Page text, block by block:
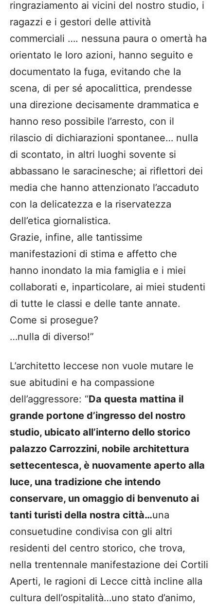
ringraziamento ai vicini del nostro studio, i
ragazzi e i gestori delle attività
commerciali …. nessuna paura o omertà ha
orientato le loro azioni, hanno seguito e
documentato la fuga, evitando che la
scena, di per sé apocalittica, prendesse
una direzione decisamente drammatica e
hanno reso possibile l’arresto, con il
rilascio di dichiarazioni spontanee… nulla
di scontato, in altri luoghi sovente si
abbassano le saracinesche; ai riflettori dei
media che hanno attenzionato l’accaduto
con la delicatezza e la riservatezza
dell’etica giornalistica.
Grazie, infine, alle tantissime
manifestazioni di stima e affetto che
hanno inondato la mia famiglia e i miei
collaborati e, inparticolare, ai miei studenti
di tutte le classi e delle tante annate.
Come si prosegue?
…nulla di diverso!”
L’architetto leccese non vuole mutare le
sue abitudini e ha compassione
dell’aggressore: “Da questa mattina il
grande portone d’ingresso del nostro
studio, ubicato all’interno dello storico
palazzo Carrozzini, nobile architettura
settecentesca, è nuovamente aperto alla
luce, una tradizione che intendo
conservare, un omaggio di benvenuto ai
tanti turisti della nostra città…una
consuetudine condivisa con gli altri
residenti del centro storico, che trova,
nella trentennale manifestazione dei Cortili
Aperti, le ragioni di Lecce città incline alla
cultura dell’ospitalità…uno stato d’animo,